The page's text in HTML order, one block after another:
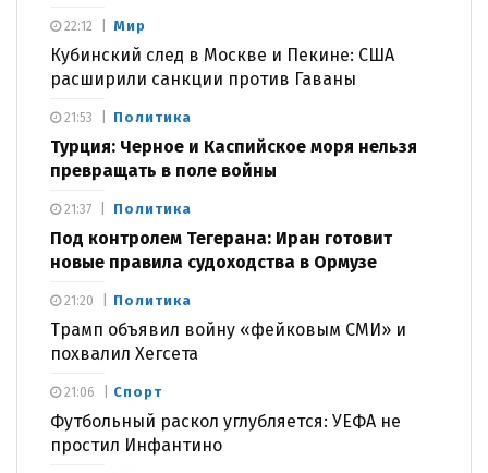
Мир
Кубинский след в Москве и Пекине: США
расширили санкции против Гаваны
22:12
Политика
Турция: Черное и Каспийское моря нельзя
превращать в поле войны
21:53
Политика
Под контролем Тегерана: Иран готовит
новые правила судоходства в Ормузе
21:37
Политика
Трамп объявил войну «фейковым СМИ» и
похвалил Хегсета
21:20
Спорт
Футбольный раскол углубляется: УЕФА не
простил Инфантино
21:06